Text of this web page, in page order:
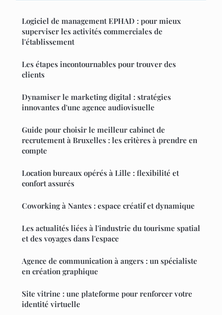
Logiciel de management EPHAD : pour mieux
superviser les activités commerciales de
l'établissement
Les étapes incontournables pour trouver des
clients
Dynamiser le marketing digital : stratégies
innovantes d'une agence audiovisuelle
Guide pour choisir le meilleur cabinet de
recrutement à Bruxelles : les critères à prendre en
compte
Location bureaux opérés à Lille : flexibilité et
confort assurés
Coworking à Nantes : espace créatif et dynamique
Les actualités liées à l'industrie du tourisme spatial
et des voyages dans l'espace
Agence de communication à angers : un spécialiste
en création graphique
Site vitrine : une plateforme pour renforcer votre
identité virtuelle